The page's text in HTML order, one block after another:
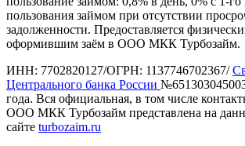
пользования займом при отсутствии
задолженности. Предоставляется
оформившим заём в ООО МКК Турбозайм.
ИНН: 7702820127/ОГРН: 1137746702367/
Центрального банка России
года. Вся официальная, в том числе
ООО МКК Турбозайм представлена на
сайте turbozaim.ru